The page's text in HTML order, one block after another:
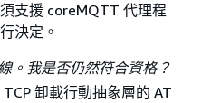
支援 coreMQTT 代理程
決定。
。我是否仍然符合資格？
卸載行動抽象層的 AT